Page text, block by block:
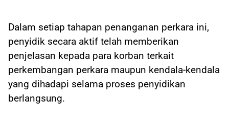
Dalam setiap tahapan penanganan perkara ini,
penyidik secara aktif telah memberikan
penjelasan kepada para korban terkait
perkembangan perkara maupun kendala-kendala
yang dihadapi selama proses penyidikan
berlangsung.